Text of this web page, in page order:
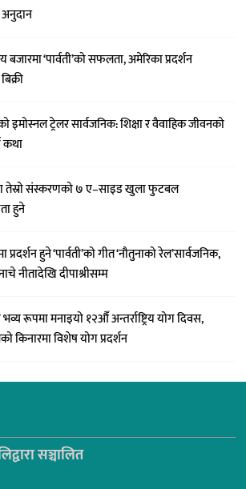
बजारमा ‘पार्वती’को सफलता, अमेरिका प्रदर्शन
इमोस्नल ट्रेलर सार्वजनिक: शिक्षा र वैवाहिक जीवनको
कथा
तेस्रो संस्करणको ७ ए–साइड खुला फुटबल
हुने
प्रदर्शन हुने ‘पार्वती’को गीत ‘नौतुनाको रेल’सार्वजनिक,
नीतादेखि दीपाश्रीसम्म
रूपमा मनाइयो १२औँ अन्तर्राष्ट्रिय योग दिवस,
किनारमा विशेष योग प्रदर्शन
सञ्चालित